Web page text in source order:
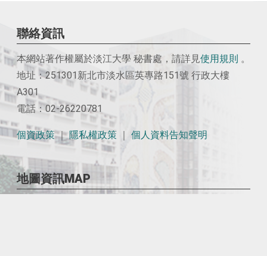
聯絡資訊
本網站著作權屬於淡江大學 秘書處，請詳見使用規則 。
地址：251301新北市淡水區英專路151號 行政大樓
A301
電話：02-26220781
個資政策｜ 隱私權政策 ｜ 個人資料告知聲明
地圖資訊MAP